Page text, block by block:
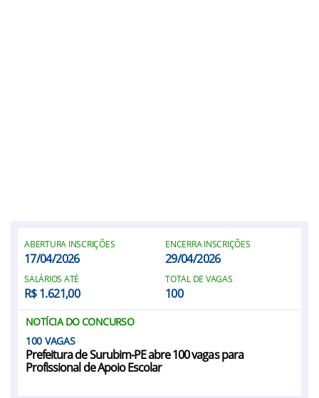
ABERTURA INSCRIÇÕES
17/04/2026
ENCERRA INSCRIÇÕES
29/04/2026
SALÁRIOS ATÉ
R$ 1.621,00
TOTAL DE VAGAS
100
NOTÍCIA DO CONCURSO
100
Prefeitura de Surubim-PE abre 100 vagas para
Profissional de Apoio Escolar